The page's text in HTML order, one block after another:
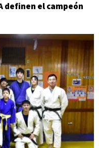
definen el campeón